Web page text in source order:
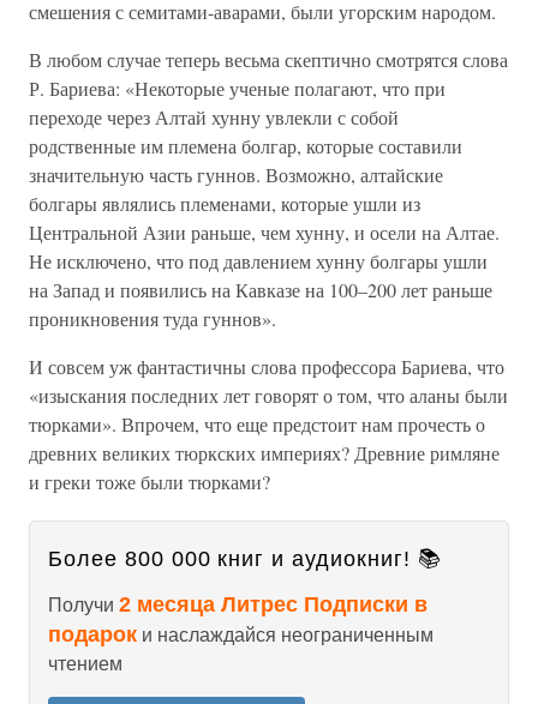
смешения с семитами-аварами, были угорским народом.
В любом случае теперь весьма скептично смотрятся слова
Р. Бариева: «Некоторые ученые полагают, что при
переходе через Алтай хунну увлекли с собой
родственные им племена болгар, которые составили
значительную часть гуннов. Возможно, алтайские
болгары являлись племенами, которые ушли из
Центральной Азии раньше, чем хунну, и осели на Алтае.
Не исключено, что под давлением хунну болгары ушли
на Запад и появились на Кавказе на 100–200 лет раньше
проникновения туда гуннов».
И совсем уж фантастичны слова профессора Бариева, что
«изыскания последних лет говорят о том, что аланы были
тюрками». Впрочем, что еще предстоит нам прочесть о
древних великих тюркских империях? Древние римляне
и греки тоже были тюрками?
Более 800 000 книг и аудиокниг! 📚
Получи 2 месяца Литрес Подписки в
подарок и наслаждайся неограниченным
чтением